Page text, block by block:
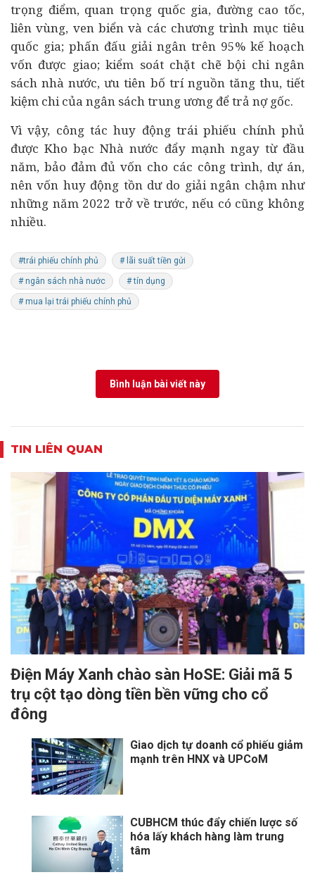
trọng điểm, quan trọng quốc gia, đường cao tốc,
liên vùng, ven biển và các chương trình mục tiêu
quốc gia; phấn đấu giải ngân trên 95% kế hoạch
vốn được giao; kiểm soát chặt chẽ bội chi ngân
sách nhà nước, ưu tiên bố trí nguồn tăng thu, tiết
kiệm chi của ngân sách trung ương để trả nợ gốc.
Vì vậy, công tác huy động trái phiếu chính phủ
được Kho bạc Nhà nước đẩy mạnh ngay từ đầu
năm, bảo đảm đủ vốn cho các công trình, dự án,
nên vốn huy động tồn dư do giải ngân chậm như
những năm 2022 trở về trước, nếu có cũng không
nhiều.
#trái phiếu chính phủ # lãi suất tiền gửi
# ngân sách nhà nước # tín dụng
# mua lại trái phiếu chính phủ
Bình luận bài viết này
TIN LIÊN QUAN
Điện Máy Xanh chào sàn HoSE: Giải mã 5
trụ cột tạo dòng tiền bền vững cho cổ
đông
Giao dịch tự doanh cổ phiếu giảm
mạnh trên HNX và UPCoM
CUBHCM thúc đẩy chiến lược số
hóa lấy khách hàng làm trung
tâm